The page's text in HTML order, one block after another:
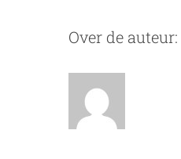
Over de auteur: